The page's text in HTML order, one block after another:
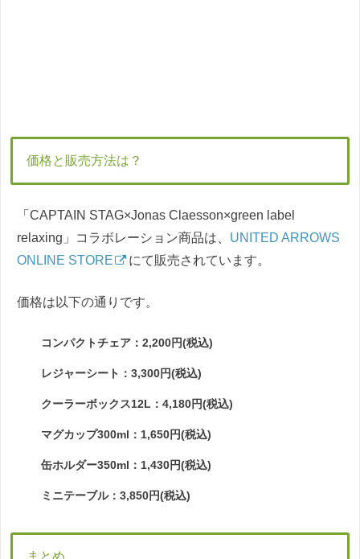
価格と販売方法は？
「CAPTAIN STAG×Jonas Claesson×green label
relaxing」コラボレーション商品は、 UNITED ARROWS
ONLINE STORE
にて販売されています。
価格は以下の通りです。
コンパクトチェア：2,200円(税込)
レジャーシート：3,300円(税込)
クーラーボックス12L：4,180円(税込)
マグカップ300ml：1,650円(税込)
缶ホルダー350ml：1,430円(税込)
ミニテーブル：3,850円(税込)
まとめ